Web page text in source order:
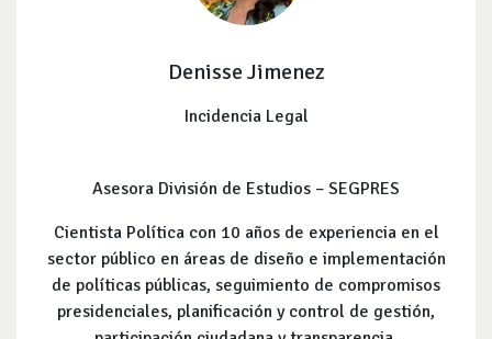
Denisse Jimenez
Incidencia Legal
Asesora División de Estudios – SEGPRES
Cientista Política con 10 años de experiencia en el
sector público en áreas de diseño e implementación
de políticas públicas, seguimiento de compromisos
presidenciales, planificación y control de gestión,